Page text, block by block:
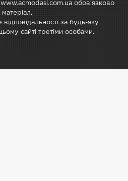
обов'язково
відповідальності за будь-яку
сайті третіми особами.